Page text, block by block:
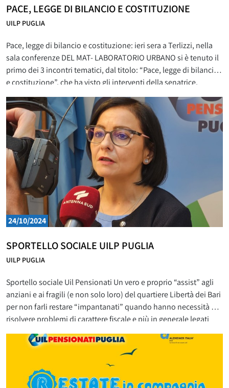
PACE, LEGGE DI BILANCIO E COSTITUZIONE
UILP PUGLIA
Pace, legge di bilancio e costituzione: ieri sera a Terlizzi, nella
sala conferenze DEL MAT- LABORATORIO URBANO si è tenuto il
primo dei 3 incontri tematici, dal titolo: “Pace, legge di bilancio
e costituzione”, che ha visto gli interventi della senatrice,
Cristina Tajani e di Nicola Colaianni, già magistrato. All’incontro
erano presenti i responsabili Uilp
24/10/2024
SPORTELLO SOCIALE UILP PUGLIA
UILP PUGLIA
Sportello sociale Uil Pensionati Un vero e proprio “assist” agli
anziani e ai fragili (e non solo loro) del quartiere Libertà dei Bari
per non farli restare “impantanati” quando hanno necessità di
risolvere problemi di carattere fiscale e più in generale legati
all’assistenza su questioni burocratiche di vita quotidiana nel
rapporto con enti ed istituzioni.